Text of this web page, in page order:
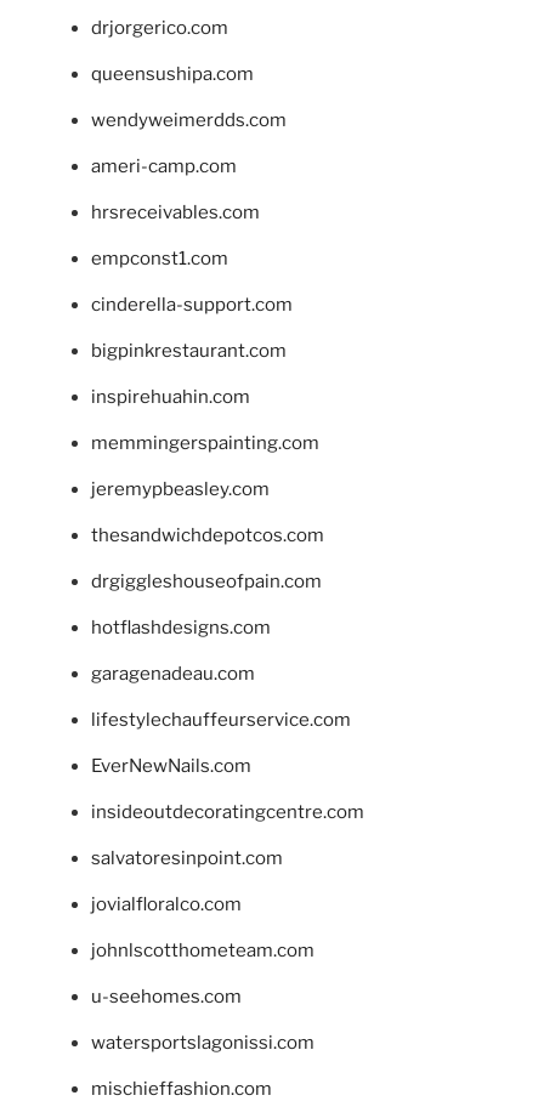
drjorgerico.com
queensushipa.com
wendyweimerdds.com
ameri-camp.com
hrsreceivables.com
empconst1.com
cinderella-support.com
bigpinkrestaurant.com
inspirehuahin.com
memmingerspainting.com
jeremypbeasley.com
thesandwichdepotcos.com
drgiggleshouseofpain.com
hotflashdesigns.com
garagenadeau.com
lifestylechauffeurservice.com
EverNewNails.com
insideoutdecoratingcentre.com
salvatoresinpoint.com
jovialfloralco.com
johnlscotthometeam.com
u-seehomes.com
watersportslagonissi.com
mischieffashion.com